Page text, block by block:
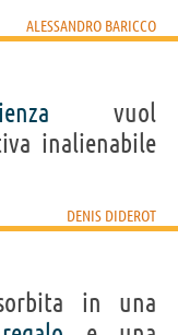
ALESSANDRO BARICCO
vuol
inalienabile
DENIS DIDEROT
in una